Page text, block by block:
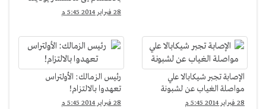
28 فبراير 2014 5:45 م
الإصابة تجبر شيكابالا علي
مواصلة الغياب عن لشبونة
28 فبراير 2014 5:45 م
رئيس الزمالك: الأولتراس
تعهدوا بالالتزام!
28 فبراير 2014 5:45 م